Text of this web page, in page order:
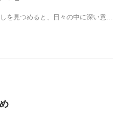
を見つめると、日々の中に深い意…